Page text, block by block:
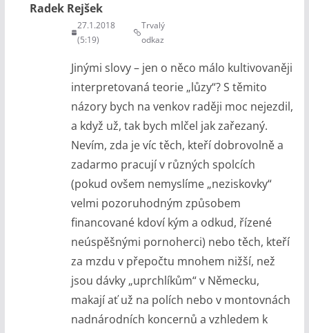
Radek Rejšek
27.1.2018
(5:19)
Trvalý
odkaz
Jinými slovy – jen o něco málo kultivovaněji
interpretovaná teorie „lůzy“? S těmito
názory bych na venkov raději moc nejezdil,
a když už, tak bych mlčel jak zařezaný.
Nevím, zda je víc těch, kteří dobrovolně a
zadarmo pracují v různých spolcích
(pokud ovšem nemyslíme „neziskovky“
velmi pozoruhodným způsobem
financované kdoví kým a odkud, řízené
neúspěšnými pornoherci) nebo těch, kteří
za mzdu v přepočtu mnohem nižší, než
jsou dávky „uprchlíkům“ v Německu,
makají ať už na polích nebo v montovnách
nadnárodních koncernů a vzhledem k